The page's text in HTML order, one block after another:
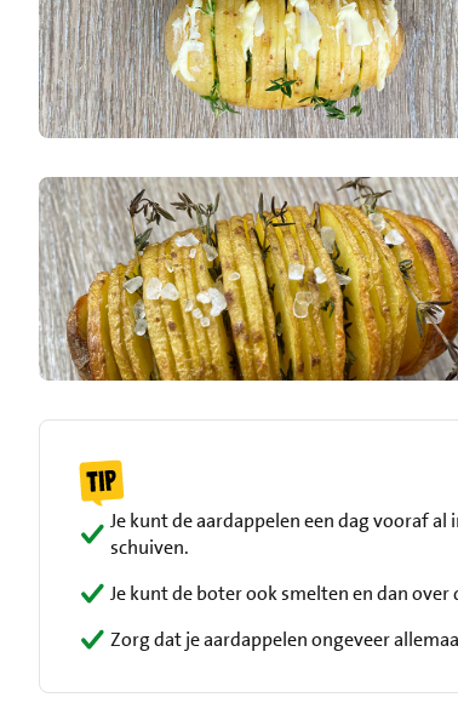
Je kunt de aardappelen een dag vooraf
schuiven.
Je kunt de boter ook smelten en dan over
Zorg dat je aardappelen ongeveer